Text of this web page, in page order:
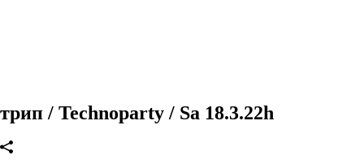
трип / Technoparty / Sa 18.3.22h